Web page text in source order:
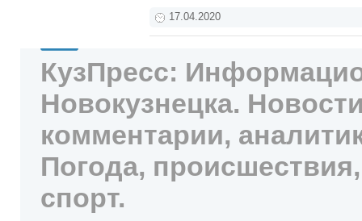
17.04.2020
КузПресс:
Новокузнецка.
комментарии,
Погода,
спорт.